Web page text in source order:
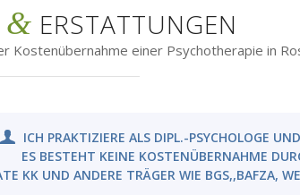
& ERSTATTUNGEN
Kostenübernahme einer Psychotherapie in
ICH PRAKTIZIERE ALS DIPL.-PSYCHOLOGE
ES BESTEHT KEINE KOSTENÜBERNAHME
KK UND ANDERE TRÄGER WIE BGS,,BAFZA,